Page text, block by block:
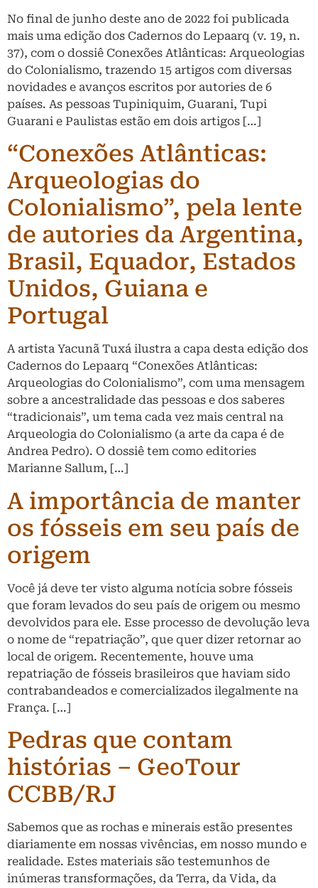
No final de junho deste ano de 2022 foi publicada
mais uma edição dos Cadernos do Lepaarq (v. 19, n.
37), com o dossiê Conexões Atlânticas: Arqueologias
do Colonialismo, trazendo 15 artigos com diversas
novidades e avanços escritos por autories de 6
países. As pessoas Tupiniquim, Guarani, Tupi
Guarani e Paulistas estão em dois artigos […]
“Conexões Atlânticas:
Arqueologias do
Colonialismo”, pela lente
de autories da Argentina,
Brasil, Equador, Estados
Unidos, Guiana e
Portugal
A artista Yacunã Tuxá ilustra a capa desta edição dos
Cadernos do Lepaarq “Conexões Atlânticas:
Arqueologias do Colonialismo”, com uma mensagem
sobre a ancestralidade das pessoas e dos saberes
“tradicionais”, um tema cada vez mais central na
Arqueologia do Colonialismo (a arte da capa é de
Andrea Pedro). O dossiê tem como editories
Marianne Sallum, […]
A importância de manter
os fósseis em seu país de
origem
Você já deve ter visto alguma notícia sobre fósseis
que foram levados do seu país de origem ou mesmo
devolvidos para ele. Esse processo de devolução leva
o nome de “repatriação”, que quer dizer retornar ao
local de origem. Recentemente, houve uma
repatriação de fósseis brasileiros que haviam sido
contrabandeados e comercializados ilegalmente na
França. […]
Pedras que contam
histórias – GeoTour
CCBB/RJ
Sabemos que as rochas e minerais estão presentes
diariamente em nossas vivências, em nosso mundo e
realidade. Estes materiais são testemunhos de
inúmeras transformações, da Terra, da Vida, da